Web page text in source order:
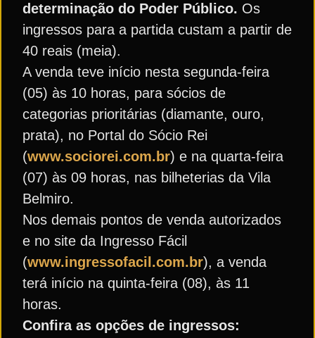
determinação do Poder Público. Os
ingressos para a partida custam a partir de
40 reais (meia).
A venda teve início nesta segunda-feira
(05) às 10 horas, para sócios de
categorias prioritárias (diamante, ouro,
prata), no Portal do Sócio Rei
(www.sociorei.com.br) e na quarta-feira
(07) às 09 horas, nas bilheterias da Vila
Belmiro.
Nos demais pontos de venda autorizados
e no site da Ingresso Fácil
(www.ingressofacil.com.br), a venda
terá início na quinta-feira (08), às 11
horas.
Confira as opções de ingressos: